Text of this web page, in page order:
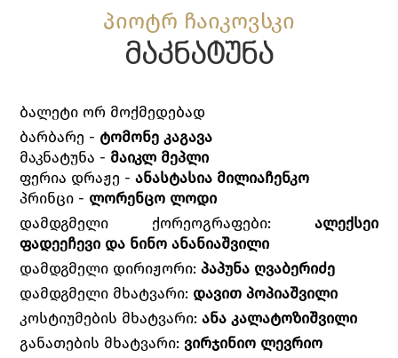
პიოტრ ჩაიკოვსკი
მაკნატუნა
ბალეტი ორ მოქმედებად
ბარბარე - ტომონე კაგავა
მაკნატუნა - მაიკლ მეპლი
ფერია დრაჟე -ანასტასია მილიაჩენკო
პრინცი - ლორენცო ლოდი
დამდგმელი ქორეოგრაფები: ალექსეი
ფადეეჩევი და ნინო ანანიაშვილი
დამდგმელი დირიჟორი:პაპუნა ღვაბერიძე
დამდგმელი მხატვარი: დავით პოპიაშვილი
კოსტიუმების მხატვარი:ანა კალატოზიშვილი
განათების მხატვარი: ვირჯინიო ლევრიო